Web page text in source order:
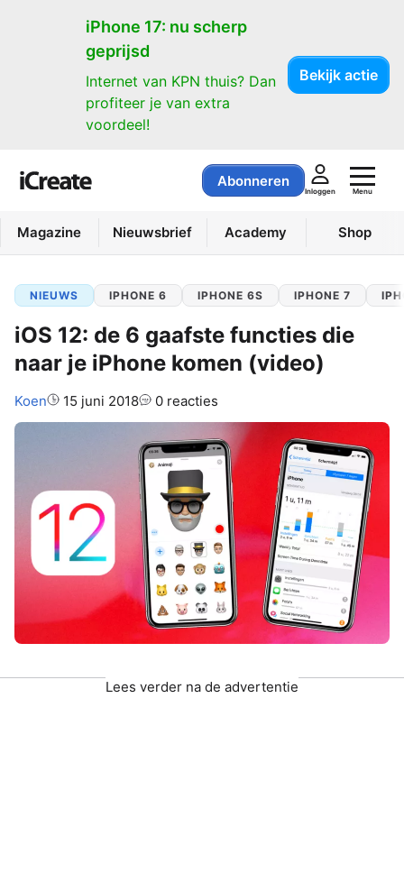
iPhone 17: nu scherp
geprijsd
Internet van KPN thuis? Dan
profiteer je van extra
voordeel!
Bekijk actie
Abonneren
Inloggen Menu
Magazine Nieuwsbrief Academy Shop
NIEUWS IPHONE 6 IPHONE 6S IPHONE 7
iOS 12: de 6 gaafste functies die
naar je iPhone komen (video)
Auteur:
Koen 15 juni 2018 0 reacties
Lees verder na de advertentie